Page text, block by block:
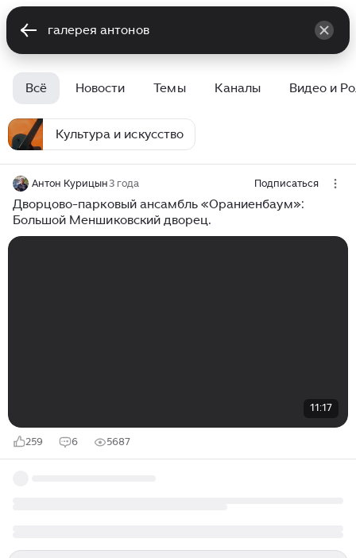
Всё Новости Темы Каналы Видео и
Культура и искусство
Антон Курицын3 года Подписаться
Дворцово-парковый ансамбль «Ораниенбаум»:
Большой Меншиковский дворец.
11:17
259 6 5687